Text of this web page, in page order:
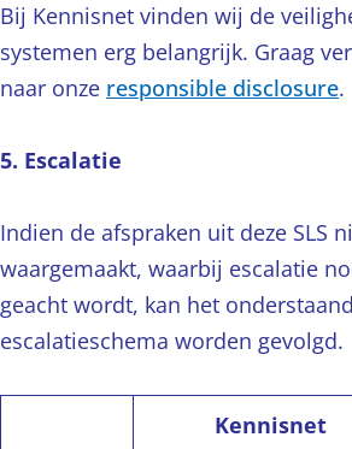
Bij Kennisnet vinden wij de
systemen erg belangrijk. Graag
naar onze responsible disclosure.
5. Escalatie
Indien de afspraken uit deze SLS
waargemaakt, waarbij escalatie
geacht wordt, kan het
escalatieschema worden gevolgd.
Kennisnet